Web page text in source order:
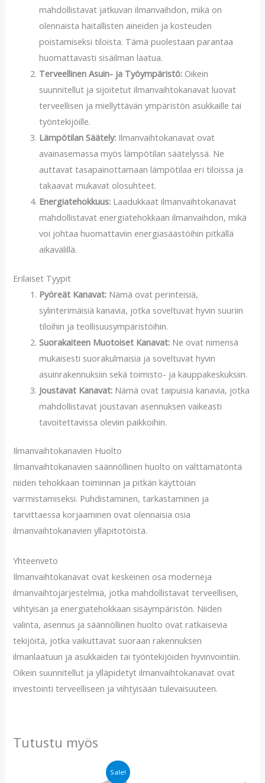
mahdollistavat jatkuvan ilmanvaihdon, mikä on
olennaista haitallisten aineiden ja kosteuden
poistamiseksi tiloista. Tämä puolestaan parantaa
huomattavasti sisäilman laatua.
Terveellinen Asuin- ja Työympäristö: Oikein
suunnitellut ja sijoitetut ilmanvaihtokanavat luovat
terveellisen ja miellyttävän ympäristön asukkaille tai
työntekijöille.
Lämpötilan Säätely: Ilmanvaihtokanavat ovat
avainasemassa myös lämpötilan säätelyssä. Ne
auttavat tasapainottamaan lämpötilaa eri tiloissa ja
takaavat mukavat olosuhteet.
Energiatehokkuus: Laadukkaat ilmanvaihtokanavat
mahdollistavat energiatehokkaan ilmanvaihdon, mikä
voi johtaa huomattaviin energiasäästöihin pitkällä
aikavälillä.
Erilaiset Tyypit
Pyöreät Kanavat: Nämä ovat perinteisiä,
sylinterimäisiä kanavia, jotka soveltuvat hyvin suuriin
tiloihin ja teollisuusympäristöihin.
Suorakaiteen Muotoiset Kanavat: Ne ovat nimensä
mukaisesti suorakulmaisia ja soveltuvat hyvin
asuinrakennuksiin sekä toimisto- ja kauppakeskuksiin.
Joustavat Kanavat: Nämä ovat taipuisia kanavia, jotka
mahdollistavat joustavan asennuksen vaikeasti
tavoitettavissa oleviin paikkoihin.
Ilmanvaihtokanavien Huolto
Ilmanvaihtokanavien säännöllinen huolto on välttämätöntä
niiden tehokkaan toiminnan ja pitkän käyttöiän
varmistamiseksi. Puhdistaminen, tarkastaminen ja
tarvittaessa korjaaminen ovat olennaisia osia
ilmanvaihtokanavien ylläpitotöistä.
Yhteenveto
Ilmanvaihtokanavat ovat keskeinen osa moderneja
ilmanvaihtojärjestelmiä, jotka mahdollistavat terveellisen,
viihtyisän ja energiatehokkaan sisäympäristön. Niiden
valinta, asennus ja säännöllinen huolto ovat ratkaisevia
tekijöitä, jotka vaikuttavat suoraan rakennuksen
ilmanlaatuun ja asukkaiden tai työntekijöiden hyvinvointiin.
Oikein suunnitellut ja ylläpidetyt ilmanvaihtokanavat ovat
investointi terveelliseen ja viihtyisään tulevaisuuteen.
Tutustu myös
Sale!